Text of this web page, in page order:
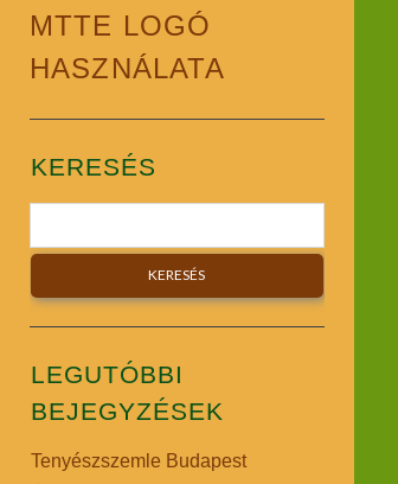
MTTE LOGÓ
HASZNÁLATA
KERESÉS
LEGUTÓBBI
BEJEGYZÉSEK
Tenyészszemle Budapest